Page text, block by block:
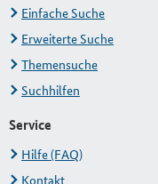
Einfache Suche
Erweiterte Suche
Themensuche
Suchhilfen
Service
Hilfe (FAQ)
Kontakt